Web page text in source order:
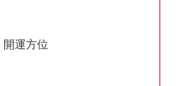
開運方位